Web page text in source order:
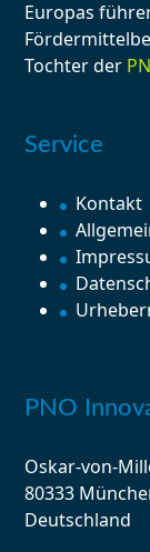
Europas
Tochter der
Service
Kontakt
PNO
Oskar-von-
80333
Deutschland